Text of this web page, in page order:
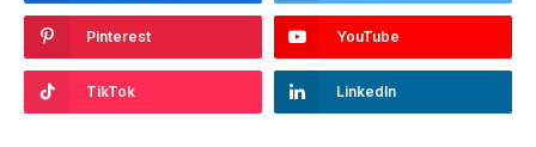
Pinterest YouTube
TikTok LinkedIn